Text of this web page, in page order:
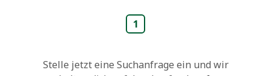
1
Stelle jetzt eine Suchanfrage ein und wir